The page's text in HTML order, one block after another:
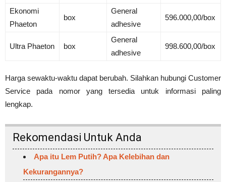
Ekonomi
Phaeton
box
General
adhesive
596.000,00/box
Ultra Phaeton box
General
adhesive
998.600,00/box
Harga sewaktu-waktu dapat berubah. Silahkan hubungi Customer
Service pada nomor yang tersedia untuk informasi paling
lengkap.
Rekomendasi Untuk Anda
Apa itu Lem Putih? Apa Kelebihan dan
Kekurangannya?